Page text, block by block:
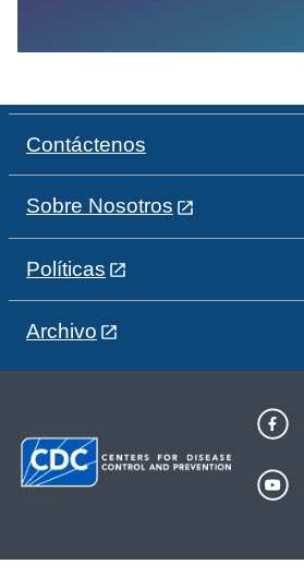
Contáctenos
Sobre Nosotros
Políticas
Archivo